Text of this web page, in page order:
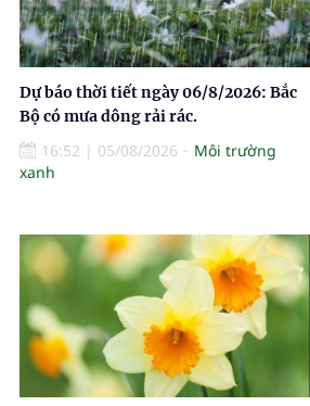
Dự báo thời tiết ngày 06/8/2026: Bắc
Bộ có mưa dông rải rác.
16:52 | 05/08/2026
Môi trường
xanh